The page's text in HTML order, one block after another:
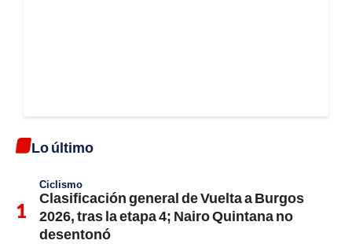
Lo último
Ciclismo
Clasificación general de Vuelta a Burgos
2026, tras la etapa 4; Nairo Quintana no
desentonó